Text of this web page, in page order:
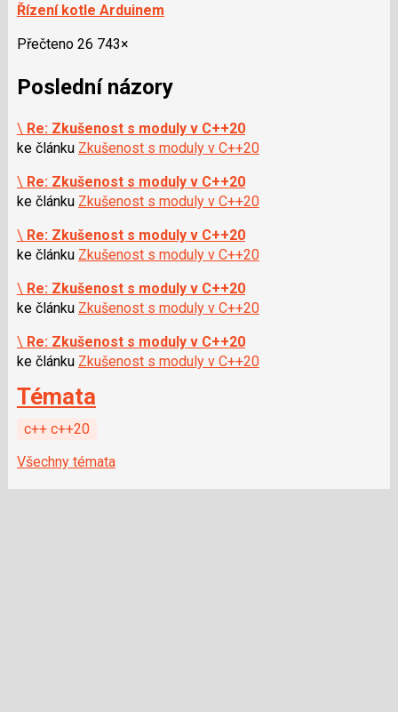
Řízení kotle Arduinem
Přečteno 26 743×
Poslední názory
\ Re: Zkušenost s moduly v C++20
ke článku Zkušenost s moduly v C++20
\ Re: Zkušenost s moduly v C++20
ke článku Zkušenost s moduly v C++20
\ Re: Zkušenost s moduly v C++20
ke článku Zkušenost s moduly v C++20
\ Re: Zkušenost s moduly v C++20
ke článku Zkušenost s moduly v C++20
\ Re: Zkušenost s moduly v C++20
ke článku Zkušenost s moduly v C++20
Témata
c++ c++20
Všechny témata